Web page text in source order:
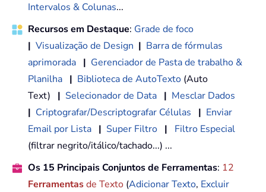
Intervalos & Colunas...
Recursos em Destaque: Grade de foco
| Visualização de Design | Barra de fórmulas
aprimorada | Gerenciador de Pasta de trabalho &
Planilha | Biblioteca de AutoTexto (Auto
Text) | Selecionador de Data | Mesclar Dados
| Criptografar/Descriptografar Células | Enviar
Email por Lista | Super Filtro |
Filtro Especial
(filtrar negrito/itálico/tachado...) ...
Os 15 Principais Conjuntos de Ferramentas: 12
Ferramentasde Texto (Adicionar Texto, Excluir